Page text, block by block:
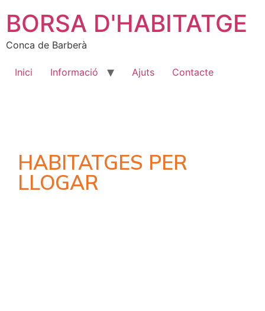
BORSA D'HABITATGE
Conca de Barberà
Inici Informació Ajuts Contacte
HABITATGES PER
LLOGAR